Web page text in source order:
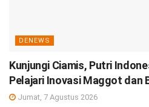
DENEWS
Kunjungi Ciamis, Putri
Pelajari Inovasi Maggot dan
Jumat, 7 Agustus 2026